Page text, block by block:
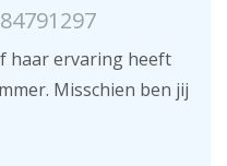
haar ervaring heeft
Misschien ben jij